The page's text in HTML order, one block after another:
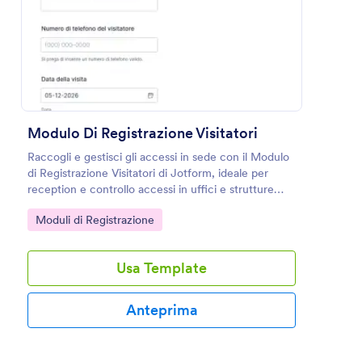
Modulo Di Registrazione Visitatori
Raccogli e gestisci gli accessi in sede con il Modulo
di Registrazione Visitatori di Jotform, ideale per
reception e controllo accessi in uffici e strutture
che vogliono una raccolta dati ordinata e
consultabile.
Go to Category:
Moduli di Registrazione
Usa Template
Anteprima
Anteprima